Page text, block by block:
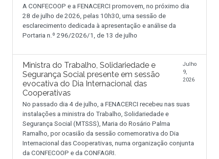
A CONFECOOP e a FENACERCI promovem, no próximo dia
28 de julho de 2026, pelas 10h30, uma sessão de
esclarecimento dedicada à apresentação e análise da
Portaria n.º 296/2026/1, de 13 de julho
Ministra do Trabalho, Solidariedade e
Segurança Social presente em sessão
evocativa do Dia Internacional das
Cooperativas
Julho
9,
2026
No passado dia 4 de julho, a FENACERCI recebeu nas suas
instalações a ministra do Trabalho, Solidariedade e
Segurança Social (MTSSS), Maria do Rosário Palma
Ramalho, por ocasião da sessão comemorativa do Dia
Internacional das Cooperativas, numa organização conjunta
da CONFECOOP e da CONFAGRI.